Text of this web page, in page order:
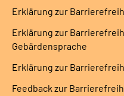
Erklärung zur
Erklärung zur
Gebärdensprache
Erklärung zur
Feedback zur